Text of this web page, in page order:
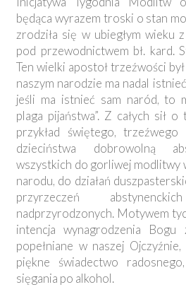
będąca wyrazem troski o stan
zrodziła się w ubiegłym wieku
pod przewodnictwem bł. kard.
Ten wielki apostoł trzeźwości
naszym narodzie ma nadal
jeśli ma istnieć sam naród, to
plaga pijaństwa”. Z całych sił o
przykład świętego,
dzieciństwa dobrowolną
wszystkich do gorliwej modlitwy
narodu, do działań
przyrzeczeń
nadprzyrodzonych. Motywem
intencja wynagrodzenia Bogu
popełniane w naszej
piękne świadectwo
sięgania po alkohol.